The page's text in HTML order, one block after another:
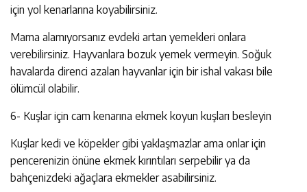
için yol kenarlarına koyabilirsiniz.
Mama alamıyorsanız evdeki artan yemekleri onlara
verebilirsiniz. Hayvanlara bozuk yemek vermeyin. Soğuk
havalarda direnci azalan hayvanlar için bir ishal vakası bile
ölümcül olabilir.
6- Kuşlar için cam kenarına ekmek koyun kuşları besleyin
Kuşlar kedi ve köpekler gibi yaklaşmazlar ama onlar için
pencerenizin önüne ekmek kırıntıları serpebilir ya da
bahçenizdeki ağaçlara ekmekler asabilirsiniz.